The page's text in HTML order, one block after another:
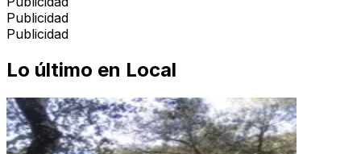
Publicidad
Publicidad
Lo último en Local